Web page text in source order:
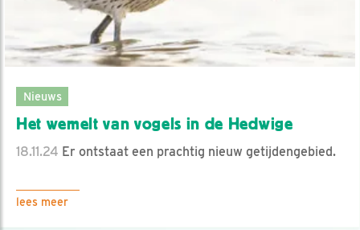
Nieuws
Het wemelt van vogels in de Hedwige
18.11.24 Er ontstaat een prachtig nieuw getijdengebied.
lees meer